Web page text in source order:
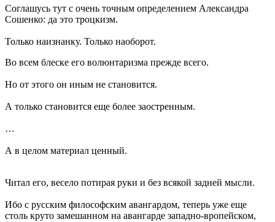
Соглашусь тут с очень точным определением Александра
Сошенко: да это троцкизм.
Только наизнанку. Только наоборот.
Во всем блеске его волюнтаризма прежде всего.
Но от этого он иным не становится.
А только становится еще более заостренным.
…
А в целом материал ценный.
Читал его, весело потирая руки и без всякой задней мысли.
Ибо с русским философским авангардом, теперь уже еще
столь круто замешанном на авангарде западно-вропейском,